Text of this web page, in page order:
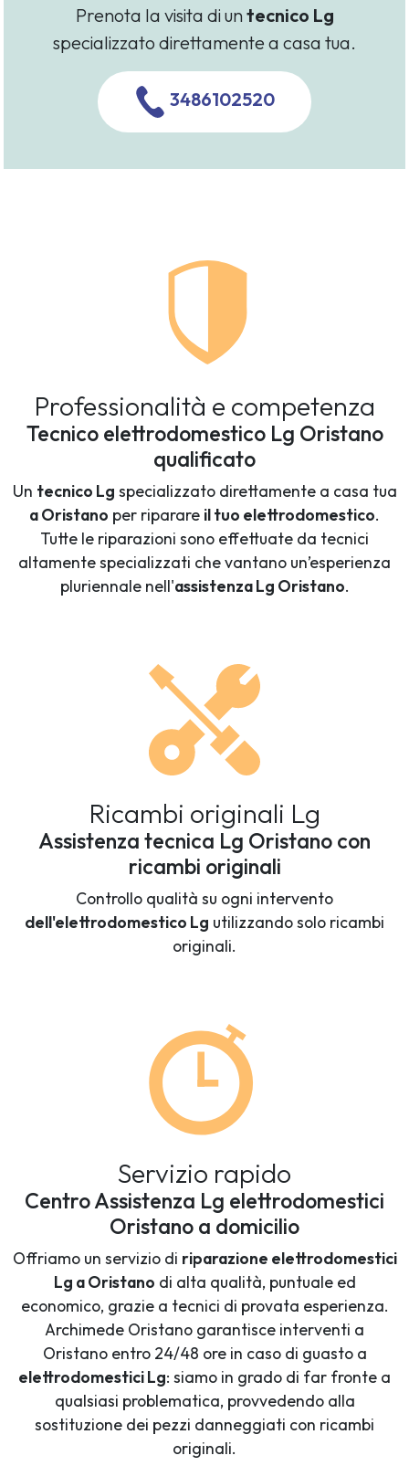
Prenota la visita di untecnico Lg
specializzato direttamente a casa tua.
3486102520
Professionalità e competenza
Tecnico elettrodomestico Lg Oristano
qualificato
Un tecnico Lg specializzato direttamente a casa tua
a Oristano per riparare il tuo elettrodomestico.
Tutte le riparazioni sono effettuate da tecnici
altamente specializzati che vantano un’esperienza
pluriennale nell'assistenza Lg Oristano.
Ricambi originali Lg
Assistenza tecnica Lg Oristano con
ricambi originali
Controllo qualità su ogni intervento
dell'elettrodomestico Lg utilizzando solo ricambi
originali.
Servizio rapido
Centro Assistenza Lg elettrodomestici
Oristano a domicilio
Offriamo un servizio di riparazione elettrodomestici
Lg a Oristano di alta qualità, puntuale ed
economico, grazie a tecnici di provata esperienza.
Archimede Oristano garantisce interventi a
Oristano entro 24/48 ore in caso di guasto a
elettrodomestici Lg: siamo in grado di far fronte a
qualsiasi problematica, provvedendo alla
sostituzione dei pezzi danneggiati con ricambi
originali.